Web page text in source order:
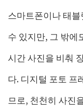
스마트폰이나 태
수 있지만, 그 밖에
시간 사진을 비춰
다. 디지털 포토 프
므로, 천천히 사진